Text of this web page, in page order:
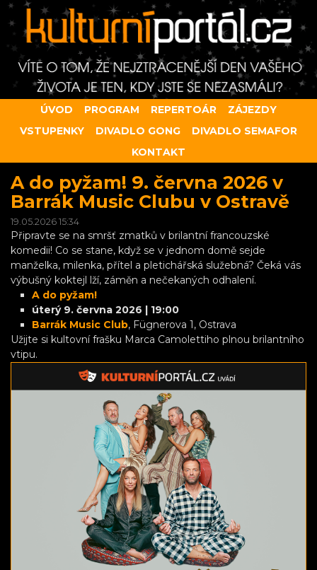
ÚVOD PROGRAM REPERTOÁR
ZÁJEZDY
VSTUPENKY
DIVADLO GONG
DIVADLO SEMAFOR
KONTAKT
A do pyžam! 9. června 2026 v
Barrák Music Clubu v Ostravě
19.05.2026 15:34
Připravte se na smršť zmatků v brilantní francouzské
komedii! Co se stane, když se v jednom domě sejde
manželka, milenka, přítel a pletichářská služebná? Čeká vás
výbušný koktejl lží, záměn a nečekaných odhalení.
A do pyžam!
úterý 9. června 2026 | 19:00
Barrák Music Club, Fügnerova 1, Ostrava
Užijte si kultovní frašku Marca Camolettiho plnou brilantního
vtipu.